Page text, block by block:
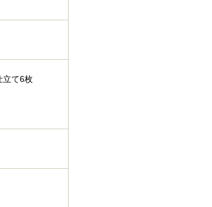
立て6枚